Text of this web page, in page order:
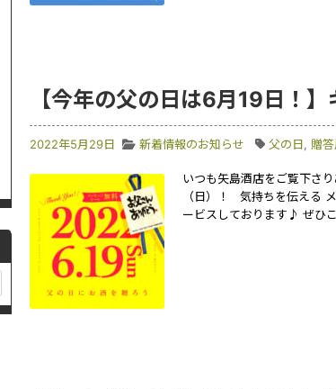
【今年の父の日は6月19日！
2022年5月29日 新着情報のお知らせ 父の日, 贈
いつも矢島酒店をご覧下さ
（日）！ 気持ちを伝える
ービスしております♪ ぜひ